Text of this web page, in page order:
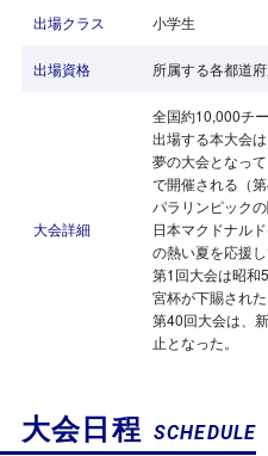
出場クラス 小学生
出場資格 所属する各都道
大会詳細
全国約10,000チ
出場する本大会
夢の大会となっ
で開催される（
パラリンピック
日本マクドナル
の熱い夏を応援し
第1回大会は昭和
宮杯が下賜された
第40回大会は、
止となった。
大会日程 SCHEDULE